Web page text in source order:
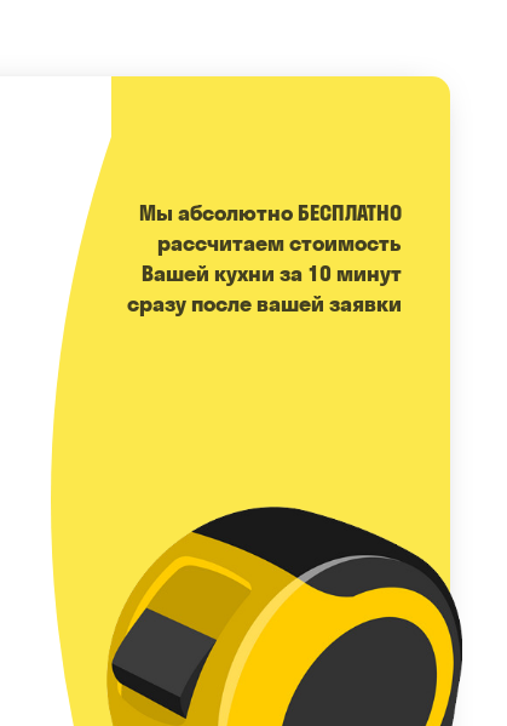
Мы абсолютно БЕСПЛАТНО
расcчитаем стоимость
Вашей кухни за 10 минут
сразу после вашей заявки